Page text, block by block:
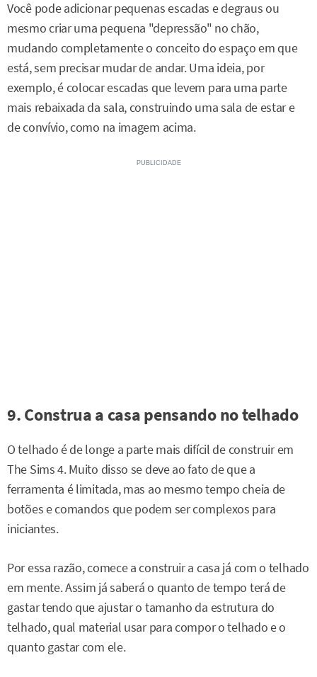
Você pode adicionar pequenas escadas e degraus ou
mesmo criar uma pequena "depressão" no chão,
mudando completamente o conceito do espaço em que
está, sem precisar mudar de andar. Uma ideia, por
exemplo, é colocar escadas que levem para uma parte
mais rebaixada da sala, construindo uma sala de estar e
de convívio, como na imagem acima.
9. Construa a casa pensando no telhado
O telhado é de longe a parte mais difícil de construir em
The Sims 4. Muito disso se deve ao fato de que a
ferramenta é limitada, mas ao mesmo tempo cheia de
botões e comandos que podem ser complexos para
iniciantes.
Por essa razão, comece a construir a casa já com o telhado
em mente. Assim já saberá o quanto de tempo terá de
gastar tendo que ajustar o tamanho da estrutura do
telhado, qual material usar para compor o telhado e o
quanto gastar com ele.